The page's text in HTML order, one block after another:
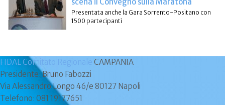
Presentata anche la Gara Sorrento-Positano con
1500 partecipanti
FIDAL Comitato Regionale
CAMPANIA
Presidente: Bruno Fabozzi
Via Alessandro Longo 46/e 80127 Napoli
Telefono: 081 19177651